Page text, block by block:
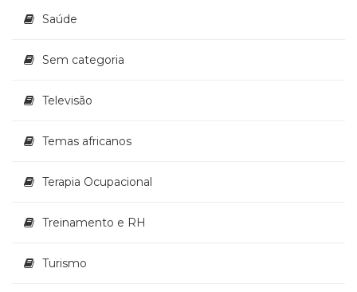
Saúde
Sem categoria
Televisão
Temas africanos
Terapia Ocupacional
Treinamento e RH
Turismo